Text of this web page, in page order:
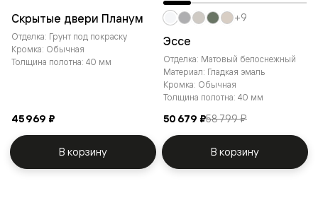
Скрытые двери Планум
Отделка: Грунт под покраску
Кромка: Обычная
Толщина полотна: 40 мм
45 969 ₽
В корзину
Эссе
Отделка: Матовый белоснежный
Материал: Гладкая эмаль
Кромка: Обычная
Толщина полотна: 40 мм
50 679 ₽58 799 ₽
+9
В корзину